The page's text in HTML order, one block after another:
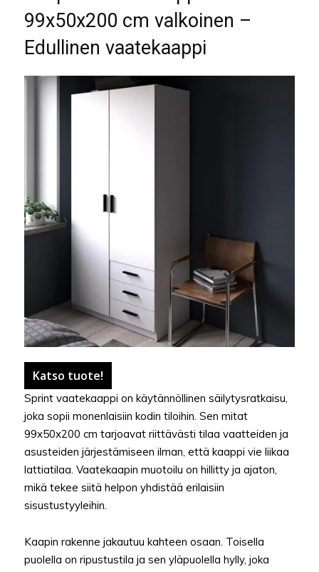
99x50x200 cm valkoinen –
Edullinen vaatekaappi
Katso tuote!
Sprint vaatekaappi on käytännöllinen säilytysratkaisu,
joka sopii monenlaisiin kodin tiloihin. Sen mitat
99x50x200 cm tarjoavat riittävästi tilaa vaatteiden ja
asusteiden järjestämiseen ilman, että kaappi vie liikaa
lattiatilaa. Vaatekaapin muotoilu on hillitty ja ajaton,
mikä tekee siitä helpon yhdistää erilaisiin
sisustustyyleihin.
Kaapin rakenne jakautuu kahteen osaan. Toisella
puolella on ripustustila ja sen yläpuolella hylly, joka